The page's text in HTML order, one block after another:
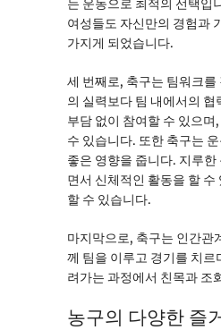
는 운동으로 최적의 선택입
여성들도 자신만의 경험과
가지게 되었습니다.
세 번째로, 축구는 팀워크
의 실력보다 팀 내에서의
부담 없이 참여할 수 있으며
수 있습니다. 또한 축구는
좋은 영향을 줍니다. 지루
면서 신체적인 활동을 할
할 수 있습니다.
마지막으로, 축구는 인간관
께 팀을 이루고 경기를 치
려가는 과정에서 친목과 조
농구의 다양한 즐